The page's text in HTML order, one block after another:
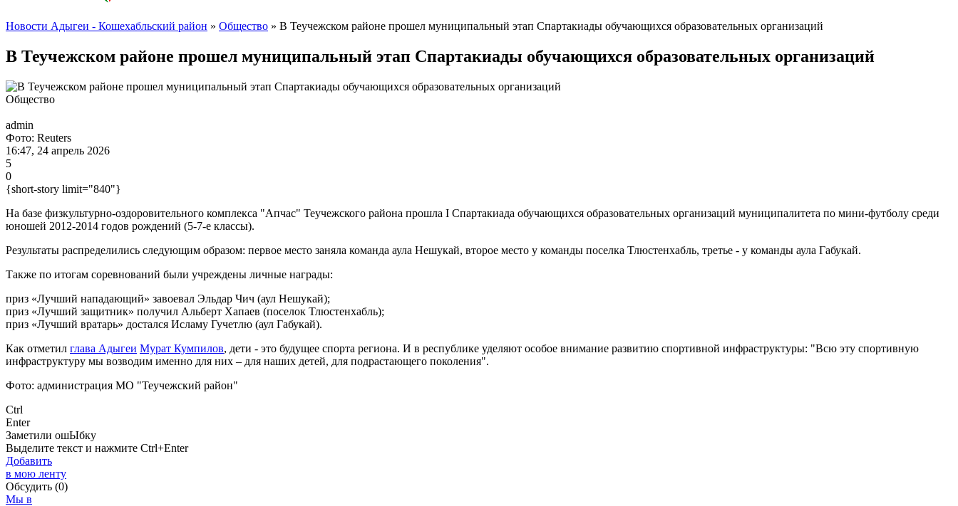
Новости Адыгеи - Кошехабльский район » Общество » В Теучежском районе прошел муниципальный этап Спартакиады обучающихся образовательных организаций
В Теучежском районе прошел муниципальный этап Спартакиады обучающихся образовательных организаций
Общество
admin
Фото: Reuters
16:47, 24 апрель 2026
5
0
{short-story limit="840"}
На базе физкультурно-оздоровительного комплекса "Апчас" Теучежского района прошла I Спартакиада обучающихся образовательных организаций муниципалитета по мини-футболу среди
юношей 2012-2014 годов рождений (5-7-е классы).
Результаты распределились следующим образом: первое место заняла команда аула Нешукай, второе место у команды поселка Тлюстенхабль, третье - у команды аула Габукай.
Также по итогам соревнований были учреждены личные награды:
приз «Лучший нападающий» завоевал Эльдар Чич (аул Нешукай);
приз «Лучший защитник» получил Альберт Хапаев (поселок Тлюстенхабль);
приз «Лучший вратарь» достался Исламу Гучетлю (аул Габукай).
Как отметил глава Адыгеи Мурат Кумпилов, дети - это будущее спорта региона. И в республике уделяют особое внимание развитию спортивной инфраструктуры: "Всю эту спортивную
инфраструктуру мы возводим именно для них – для наших детей, для подрастающего поколения".
Фото: администрация МО "Теучежский район"
Ctrl
Enter
Заметили ошЫбку
Выделите текст и нажмите Ctrl+Enter
Добавить
в мою ленту
Обсудить (0)
Мы в